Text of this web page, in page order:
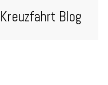
Kreuzfahrt Blog